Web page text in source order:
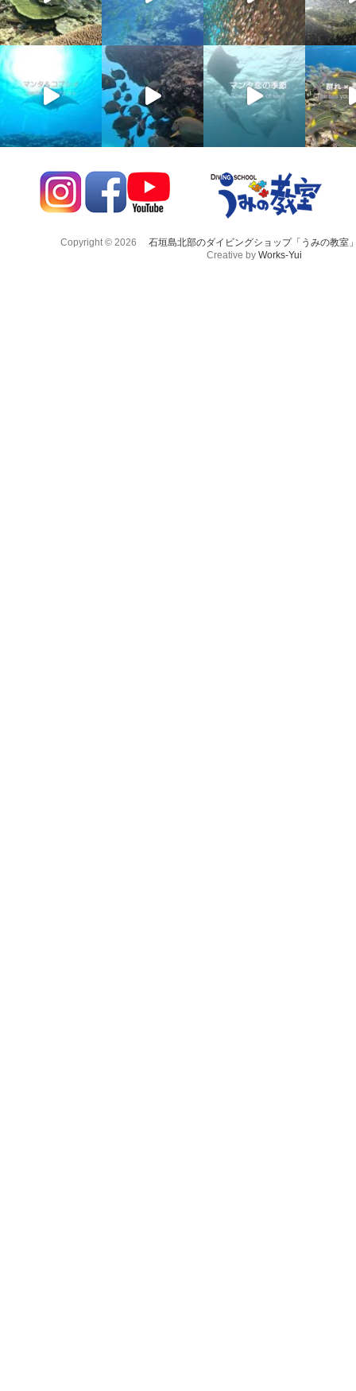
Copyright © 2026
石垣島北部のダイビングショップ「うみの教室
Creative by Works-Yui